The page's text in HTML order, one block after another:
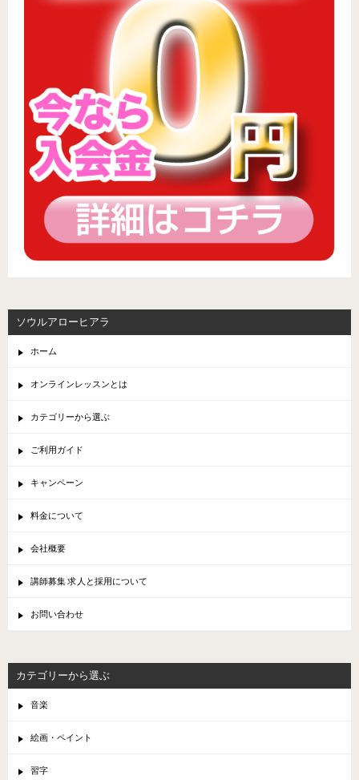
ソウルアローヒアラ
ホーム
オンラインレッスンとは
カテゴリーから選ぶ
ご利用ガイド
キャンペーン
料金について
会社概要
講師募集 求人と採用について
お問い合わせ
カテゴリーから選ぶ
音楽
絵画・ペイント
習字